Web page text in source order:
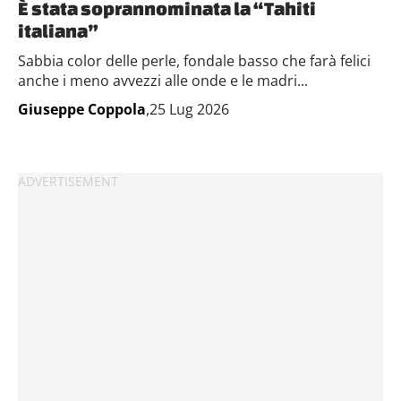
È stata soprannominata la “Tahiti
italiana”
Sabbia color delle perle, fondale basso che farà felici
anche i meno avvezzi alle onde e le madri...
Giuseppe Coppola,25 Lug 2026